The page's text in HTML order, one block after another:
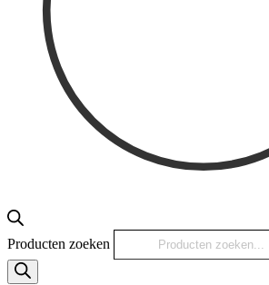
Producten zoeken